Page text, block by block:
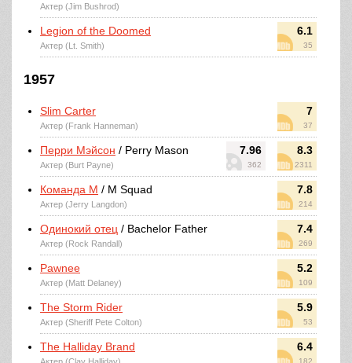
Актер (Jim Bushrod)
6.1
35
Legion of the Doomed
Актер (Lt. Smith)
1957
7
37
Slim Carter
Актер (Frank Hanneman)
7.96
362
8.3
2311
Перри Мэйсон / Perry Mason
Актер (Burt Payne)
7.8
214
Команда М / M Squad
Актер (Jerry Langdon)
7.4
269
Одинокий отец / Bachelor Father
Актер (Rock Randall)
5.2
109
Pawnee
Актер (Matt Delaney)
5.9
53
The Storm Rider
Актер (Sheriff Pete Colton)
6.4
182
The Halliday Brand